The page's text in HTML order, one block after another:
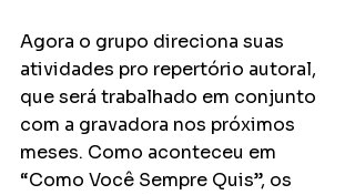
Agora o grupo direciona suas
atividades pro repertório autoral,
que será trabalhado em conjunto
com a gravadora nos próximos
meses. Como aconteceu em
“Como Você Sempre Quis”, os